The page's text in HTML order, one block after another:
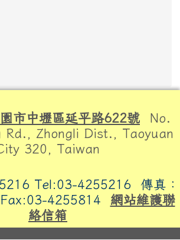
市中壢區延平路622號 No.
Rd., Zhongli Dist., Taoyuan
320, Taiwan
Tel:03-4255216 傳真：
4255814 網站維護聯
絡信箱